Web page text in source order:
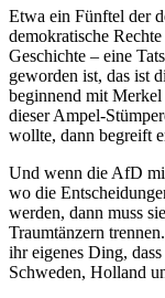
Etwa ein Fünftel der
demokratische
Geschichte – eine
geworden ist, das ist
beginnend mit
dieser Ampel-
wollte, dann begreift
Und wenn die AfD
wo die
werden, dann muss
Traumtänzern
ihr eigenes Ding,
Schweden, Holland